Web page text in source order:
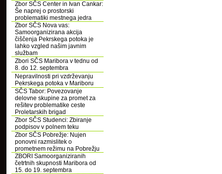
Zbor SČS Center in Ivan Cankar:
Še naprej o prostorski
problematiki mestnega jedra
Zbor SČS Nova vas:
Samoorganizirana akcija
čiščenja Pekrskega potoka je
lahko vzgled našim javnim
službam
Zbori SČS Maribora v tednu od
8. do 12. septembra
Nepravilnosti pri vzdrževanju
Pekrskega potoka v Mariboru
SČS Tabor: Povezovanje
delovne skupine za promet za
rešitev problematike ceste
Proletarskih brigad
Zbor SČS Studenci: Zbiranje
podpisov v polnem teku
Zbor SČS Pobrežje: Nujen
ponovni razmislitek o
prometnem režimu na Pobrežju
ZBORI Samoorganiziranih
četrtnih skupnosti Maribora od
15. do 19. septembra